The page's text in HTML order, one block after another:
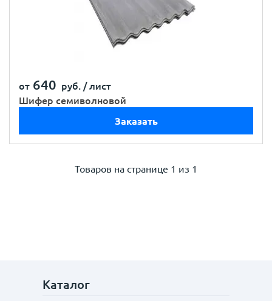
от 640 руб. /лист
Шифер семиволновой
Заказать
Товаров на странице 1 из 1
Каталог